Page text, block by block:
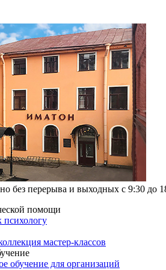
без перерыва и выходных с 9:30 до
помощи
психологу
мастер-классов
обучение для организаций